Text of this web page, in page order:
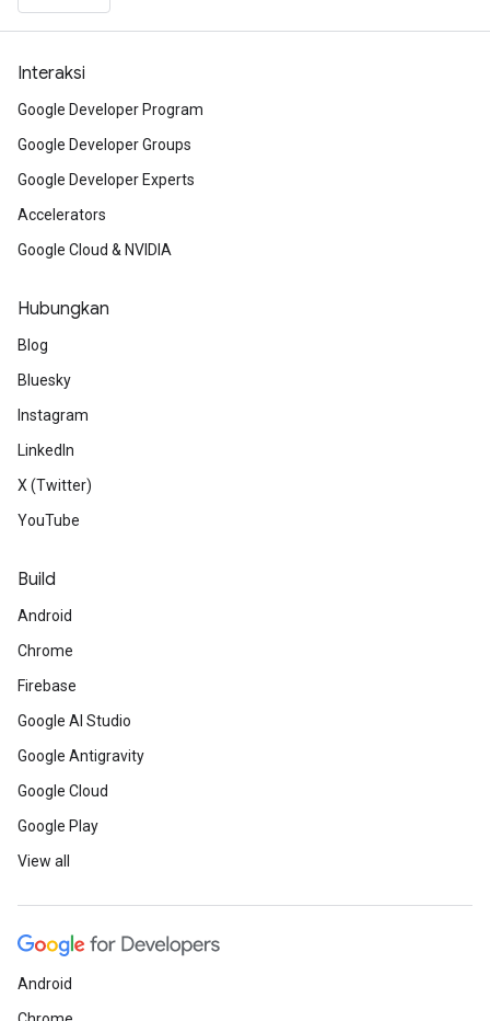
Interaksi
Google Developer Program
Google Developer Groups
Google Developer Experts
Accelerators
Google Cloud & NVIDIA
Hubungkan
Blog
Bluesky
Instagram
LinkedIn
X (Twitter)
YouTube
Build
Android
Chrome
Firebase
Google AI Studio
Google Antigravity
Google Cloud
Google Play
View all
Android